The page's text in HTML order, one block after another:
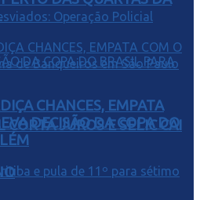
JUROS E SELIC CAI
CHANCES, EMPATA
DECISÃO DA COPA DO